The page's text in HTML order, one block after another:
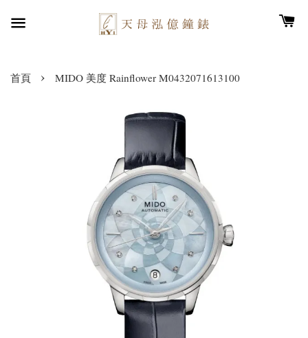
首頁 › MIDO 美度 Rainflower M0432071613100